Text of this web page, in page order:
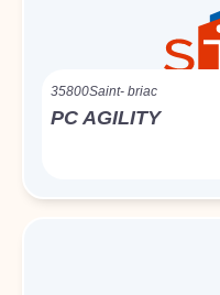
35800Saint- briac
PC AGILITY